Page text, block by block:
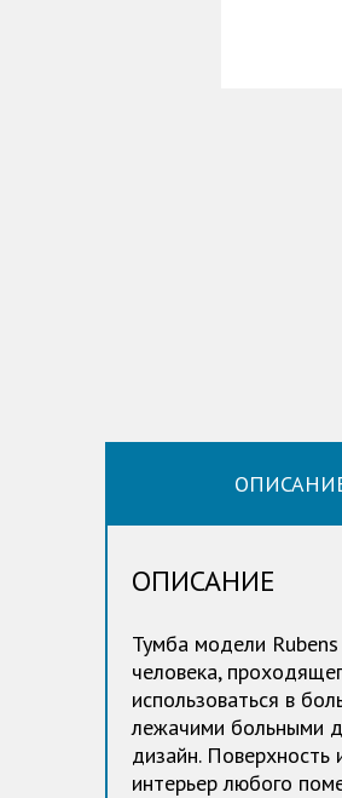
ОПИСАНИЕ
Тумба модели
человека,
использоваться в
лежачими больными
дизайн. Поверхность
интерьер любого